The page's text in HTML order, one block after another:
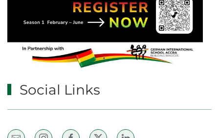
Social Links